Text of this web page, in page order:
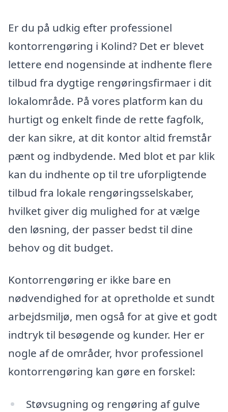
Er du på udkig efter professionel
kontorrengøring i Kolind? Det er blevet
lettere end nogensinde at indhente flere
tilbud fra dygtige rengøringsfirmaer i dit
lokalområde. På vores platform kan du
hurtigt og enkelt finde de rette fagfolk,
der kan sikre, at dit kontor altid fremstår
pænt og indbydende. Med blot et par klik
kan du indhente op til tre uforpligtende
tilbud fra lokale rengøringsselskaber,
hvilket giver dig mulighed for at vælge
den løsning, der passer bedst til dine
behov og dit budget.
Kontorrengøring er ikke bare en
nødvendighed for at opretholde et sundt
arbejdsmiljø, men også for at give et godt
indtryk til besøgende og kunder. Her er
nogle af de områder, hvor professionel
kontorrengøring kan gøre en forskel:
Støvsugning og rengøring af gulve